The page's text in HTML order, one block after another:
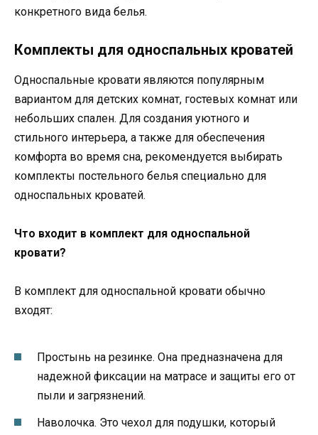
конкретного вида белья.
Комплекты для односпальных кроватей
Односпальные кровати являются популярным
вариантом для детских комнат, гостевых комнат или
небольших спален. Для создания уютного и
стильного интерьера, а также для обеспечения
комфорта во время сна, рекомендуется выбирать
комплекты постельного белья специально для
односпальных кроватей.
Что входит в комплект для односпальной
кровати?
В комплект для односпальной кровати обычно
входят:
Простынь на резинке. Она предназначена для
надежной фиксации на матрасе и защиты его от
пыли и загрязнений.
Наволочка. Это чехол для подушки, который